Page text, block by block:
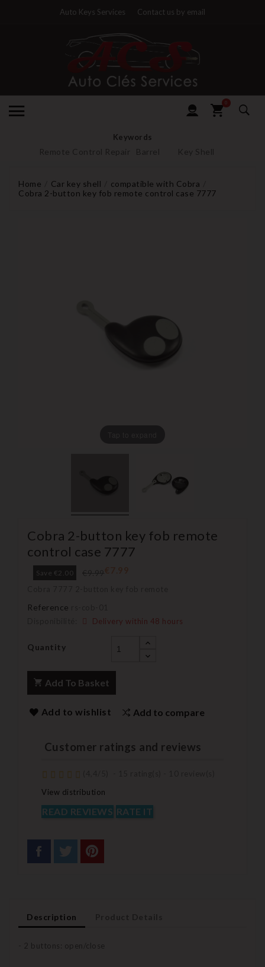
Auto Keys Services Contact us by email
0
Keywords
Remote Control Repair Barrel Key Shell
Home Car key shell
compatible with Cobra
Cobra 2-button key fob remote control case 7777
Cobra 2-button key fob remote
control case 7777
Save €2.00
Reference
Delivery within 48 hours
Quantity
Add To Basket
Add to wishlist Add to compare
Customer ratings and reviews
View distribution
READ REVIEWS RATE IT
Description
- 2 buttons: open/close